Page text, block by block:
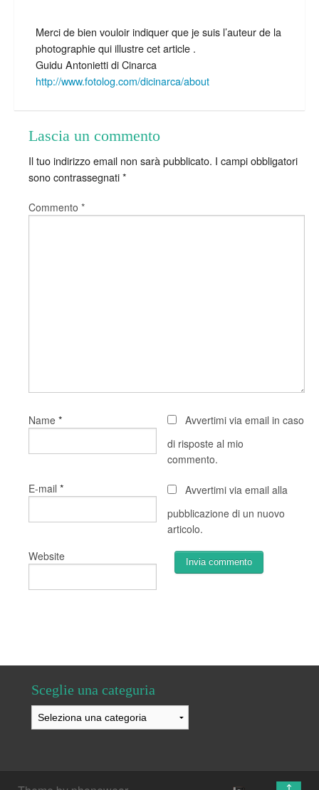
Merci de bien vouloir indiquer que je suis l’auteur de la
photographie qui illustre cet article .
Guidu Antonietti di Cinarca
http://www.fotolog.com/dicinarca/about
Lascia un commento
Il tuo indirizzo email non sarà pubblicato. I campi obbligatori
sono contrassegnati*
Commento *
Name *
E-mail *
Website
Avvertimi via email in caso
di risposte al mio
commento.
Avvertimi via email alla
pubblicazione di un nuovo
articolo.
Sceglie una categuria
Sceglie
una
↑